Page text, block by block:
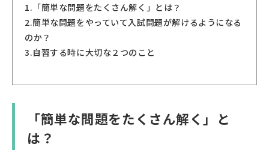
1. 「簡単な問題をたくさん解く」とは？
2.簡単な問題をやっていて入試問題が解けるようになる
のか？
3.自習する時に大切な２つのこと
「簡単な問題をたくさん解く」と
は？